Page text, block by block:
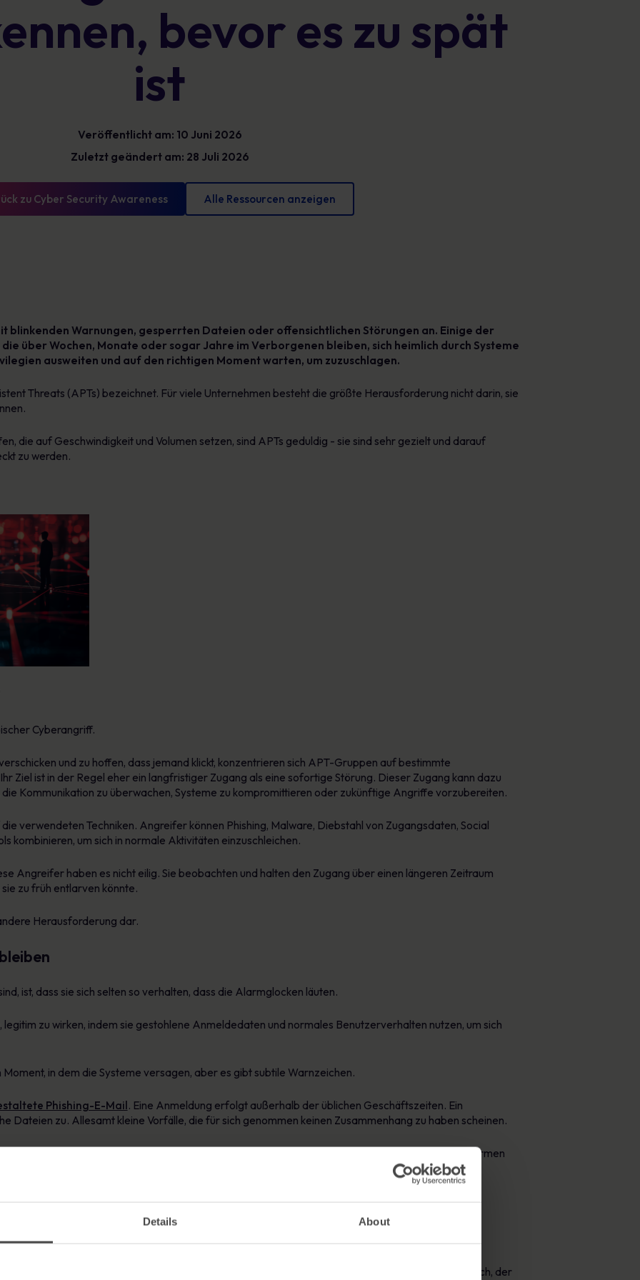
Details About
reduzieren und messbare Fortschritte
vorweisen können
verringern und Ihren Ruf zu schützen.
Definitionen zur Cybersicherheit, die Sie kennen
sollten
Fesselndes Bildmaterial, das jeden Tag sicheres
Verhalten fördert.
bevor es zu spät
ist
Veröffentlicht am: 10 Juni 2026
Zuletzt geändert am: 28 Juli 2026
zu Cyber Security Awareness Alle Ressourcen anzeigen
blinkenden Warnungen, gesperrten Dateien oder offensichtlichen Störungen an. Einige der
über Wochen, Monate oder sogar Jahre im Verborgenen bleiben, sich heimlich durch Systeme
ausweiten und auf den richtigen Moment warten, um zuzuschlagen.
Threats (APTs) bezeichnet. Für viele Unternehmen besteht die größte Herausforderung nicht darin, sie
die auf Geschwindigkeit und Volumen setzen, sind APTs geduldig - sie sind sehr gezielt und darauf
zu werden.
Cyberangriff.
und zu hoffen, dass jemand klickt, konzentrieren sich APT-Gruppen auf bestimmte
Ziel ist in der Regel eher ein langfristiger Zugang als eine sofortige Störung. Dieser Zugang kann dazu
Kommunikation zu überwachen, Systeme zu kompromittieren oder zukünftige Angriffe vorzubereiten.
verwendeten Techniken. Angreifer können Phishing, Malware, Diebstahl von Zugangsdaten, Social
kombinieren, um sich in normale Aktivitäten einzuschleichen.
Angreifer haben es nicht eilig. Sie beobachten und halten den Zugang über einen längeren Zeitraum
zu früh entlarven könnte.
Herausforderung dar.
ist, dass sie sich selten so verhalten, dass die Alarmglocken läuten.
zu wirken, indem sie gestohlene Anmeldedaten und normales Benutzerverhalten nutzen, um sich
in dem die Systeme versagen, aber es gibt subtile Warnzeichen.
Phishing-E-Mail. Eine Anmeldung erfolgt außerhalb der üblichen Geschäftszeiten. Ein
Dateien zu. Allesamt kleine Vorfälle, die für sich genommen keinen Zusammenhang zu haben scheinen.
Prioritäten überhäuft werden und von den Sicherheitsteams erwartet wird, dass sie in dieser enormen
erkennen. Raffinierte Angreifer wissen, wie sie das ausnutzen können.
eine größere Rolle, als viele denken
aber Menschen sind nach wie vor einer der häufigsten Einfallstore für APTs.
Phishing-E-Mail, einer gefälschten Anmeldeseite oder einem Social-Engineering-Versuch, der